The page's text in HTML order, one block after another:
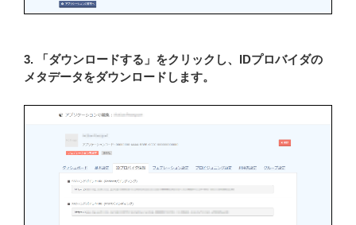
3. 「ダウンロードする」をクリックし、IDプロバイダの
メタデータをダウンロードします。